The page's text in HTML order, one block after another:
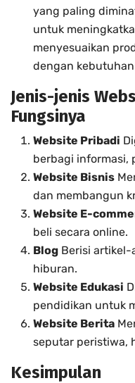
yang paling
untuk
menyesuaikan
dengan
Jenis-jenis
Fungsinya
Website Pribadi
berbagi informasi,
Website Bisnis
dan membangun
Website E-
beli secara online.
Blog Berisi artikel-
hiburan.
Website Edukasi
pendidikan untuk
Website Berita
seputar peristiwa,
Kesimpulan